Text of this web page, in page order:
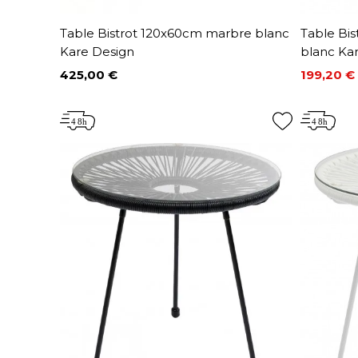
Table Bistrot 120x60cm marbre blanc
Kare Design
Prix
425,00 €
Table
blanc
Prix
199,20 €
Prix de